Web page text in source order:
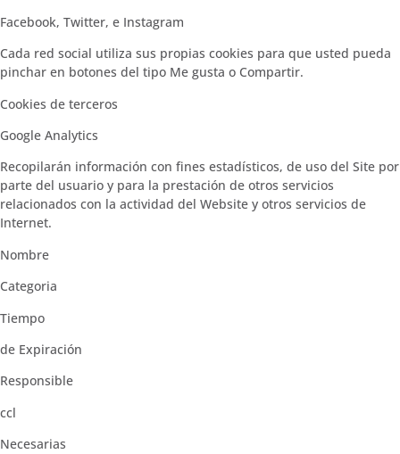
Facebook, Twitter, e Instagram
Cada red social utiliza sus propias cookies para que usted pueda
pinchar en botones del tipo Me gusta o Compartir.
Cookies de terceros
Google Analytics
Recopilarán información con fines estadísticos, de uso del Site por
parte del usuario y para la prestación de otros servicios
relacionados con la actividad del Website y otros servicios de
Internet.
Nombre
Categoria
Tiempo
de Expiración
Responsible
ccl
Necesarias